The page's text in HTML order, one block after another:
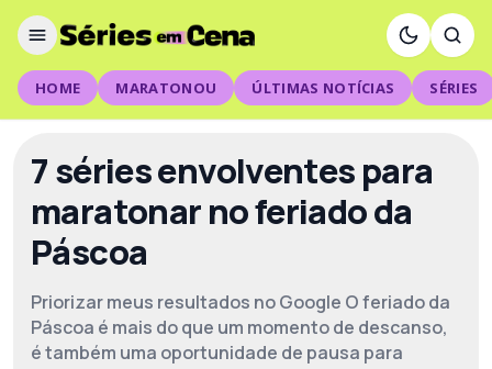
HOME MARATONOU ÚLTIMAS NOTÍCIAS SÉRIES
7 séries envolventes para
maratonar no feriado da
Páscoa
Priorizar meus resultados no Google O feriado da
Páscoa é mais do que um momento de descanso,
é também uma oportunidade de pausa para